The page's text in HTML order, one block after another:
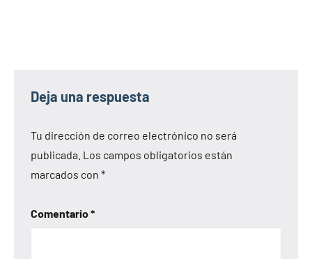
Deja una respuesta
Tu dirección de correo electrónico no será
publicada. Los campos obligatorios están
marcados con *
Comentario*